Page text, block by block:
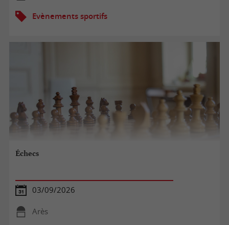
Evènements sportifs
Échecs
03/09/2026
Arès